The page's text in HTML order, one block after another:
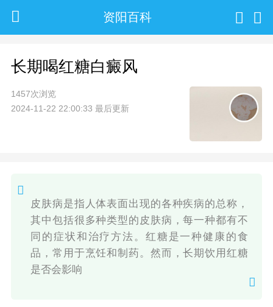
资阳百科
长期喝红糖白癜风
1457次浏览
2024-11-22 22:00:33 最后更新
皮肤病是指人体表面出现的各种疾病的总称，
其中包括很多种类型的皮肤病，每一种都有不
同的症状和治疗方法。红糖是一种健康的食
品，常用于烹饪和制药。然而，长期饮用红糖
是否会影响